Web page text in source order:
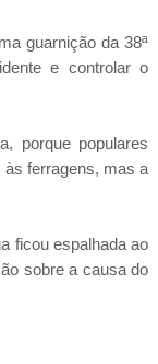
guarnição da 38ª
e controlar o
porque populares
ferragens, mas a
ficou espalhada ao
sobre a causa do